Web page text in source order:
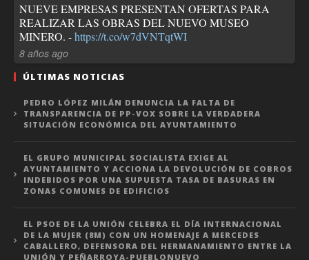
NUEVE EMPRESAS PRESENTAN OFERTAS PARA
REALIZAR LAS OBRAS DEL NUEVO MUSEO
MINERO. -https://t.co/w7dVNTqtWI
8 años ago
ÚLTIMAS NOTICIAS
PEDRO LÓPEZ MILÁN DENUNCIA LA FALTA DE
TRANSPARENCIA DE PP-VOX SOBRE LA VERDADERA
SITUACIÓN ECONÓMICA DEL AYUNTAMIENTO
EL GRUPO MUNICIPAL SOCIALISTA EXIGE AL
AYUNTAMIENTO Y ACCIONA LA DEVOLUCIÓN DE COBROS
INDEBIDOS POR UNA SUPUESTA TASA DE BASURAS EN
ZONAS COMUNES DE EDIFICIOS
EL PSOE DE LA UNIÓN CELEBRA EL DÍA INTERNACIONAL
DE LA MUJER (8M) CON UN HOMENAJE A MERCEDES
CABALLERO, DEFENSORA DEL HERMANAMIENTO ENTRE LA
UNIÓN Y PEÑARROYA-PUEBLONUEVO